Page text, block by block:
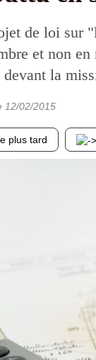
de loi sur
et non
la
12/02/2015
plus tard